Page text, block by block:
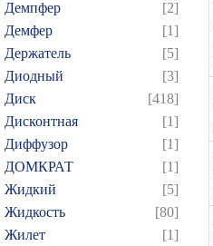
Демпфер
[2]
Демфер
[1]
Держатель
[5]
Диодный
[3]
Диск
[418]
Дисконтная
[1]
Диффузор
[1]
ДОМКРАТ
[1]
Жидкий
[5]
Жидкость
[80]
Жилет
[1]